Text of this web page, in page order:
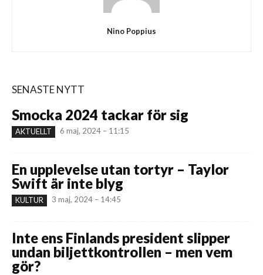
Nino Poppius
SENASTE NYTT
Smocka 2024 tackar för sig
AKTUELLT 6 maj, 2024 – 11:15
En upplevelse utan tortyr – Taylor
Swift är inte blyg
KULTUR 3 maj, 2024 – 14:45
Inte ens Finlands president slipper
undan biljettkontrollen – men vem
gör?